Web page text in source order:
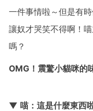
一件事情啦～但是有
讓奴才哭笑不得啊！
嗎？
OMG！震驚小貓咪的
▼ 喵：這是什麼東西